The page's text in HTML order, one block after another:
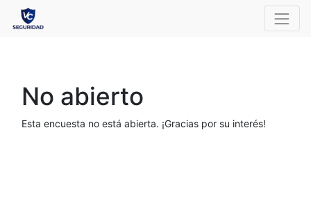
No abierto
Esta encuesta no está abierta. ¡Gracias por su interés!